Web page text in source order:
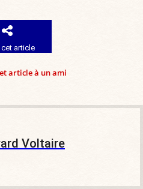
cet article
article à un ami
Voltaire